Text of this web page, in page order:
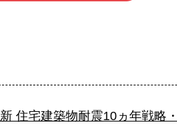
新 住宅建築物耐震10ヵ年戦略